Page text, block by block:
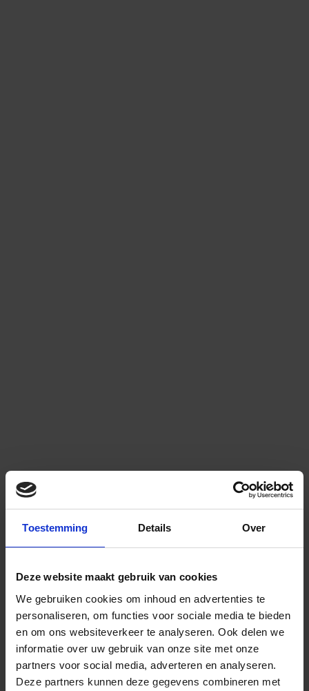
Toestemming Details Over
Deze website maakt gebruik van cookies
We gebruiken cookies om inhoud en advertenties te
personaliseren, om functies voor sociale media te bieden
en om ons websiteverkeer te analyseren. Ook delen we
informatie over uw gebruik van onze site met onze
partners voor social media, adverteren en analyseren.
Deze partners kunnen deze gegevens combineren met